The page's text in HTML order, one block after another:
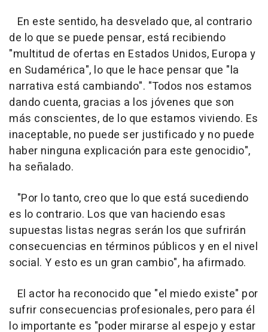
En este sentido, ha desvelado que, al contrario
de lo que se puede pensar, está recibiendo
"multitud de ofertas en Estados Unidos, Europa y
en Sudamérica", lo que le hace pensar que "la
narrativa está cambiando". "Todos nos estamos
dando cuenta, gracias a los jóvenes que son
más conscientes, de lo que estamos viviendo. Es
inaceptable, no puede ser justificado y no puede
haber ninguna explicación para este genocidio",
ha señalado.
"Por lo tanto, creo que lo que está sucediendo
es lo contrario. Los que van haciendo esas
supuestas listas negras serán los que sufrirán
consecuencias en términos públicos y en el nivel
social. Y esto es un gran cambio", ha afirmado.
El actor ha reconocido que "el miedo existe" por
sufrir consecuencias profesionales, pero para él
lo importante es "poder mirarse al espejo y estar